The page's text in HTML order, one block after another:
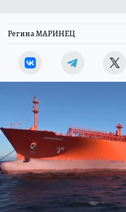
Регина МАРИНЕЦ